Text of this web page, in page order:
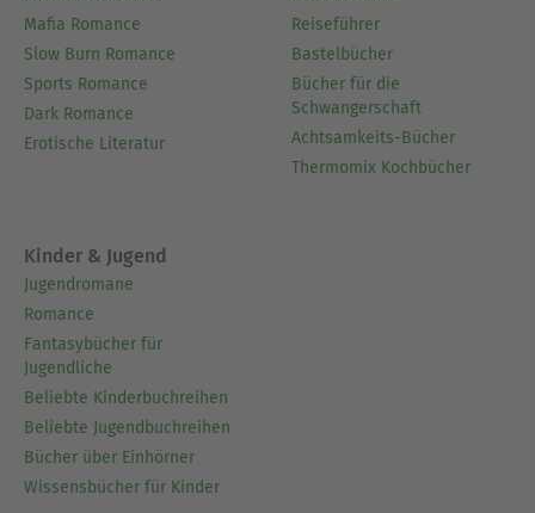
Mafia Romance
Slow Burn Romance
Sports Romance
Dark Romance
Erotische Literatur
Reiseführer
Bastelbücher
Bücher für die
Schwangerschaft
Achtsamkeits-Bücher
Thermomix Kochbücher
Kinder & Jugend
Jugendromane
Romance
Fantasybücher für
Jugendliche
Beliebte Kinderbuchreihen
Beliebte Jugendbuchreihen
Bücher über Einhörner
Wissensbücher für Kinder